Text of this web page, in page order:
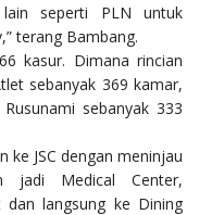
lain seperti PLN untuk
terang Bambang.
kasur. Dimana rincian
sebanyak 369 kamar,
sebanyak 333
ke JSC dengan meninjau
jadi Medical Center,
dan langsung ke Dining